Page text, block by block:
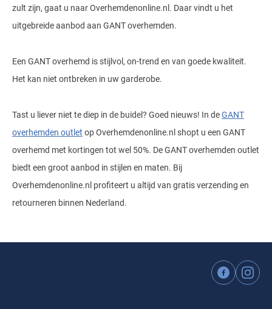
zult zijn, gaat u naar Overhemdenonline.nl. Daar vindt u het
uitgebreide aanbod aan GANT overhemden.
Een GANT overhemd is stijlvol, on-trend en van goede kwaliteit.
Het kan niet ontbreken in uw garderobe.
Tast u liever niet te diep in de buidel? Goed nieuws! In deGANT
overhemden outlet op Overhemdenonline.nl shopt u een GANT
overhemd met kortingen tot wel 50%. De GANT overhemden outlet
biedt een groot aanbod in stijlen en maten. Bij
Overhemdenonline.nl profiteert u altijd van gratis verzending en
retourneren binnen Nederland.